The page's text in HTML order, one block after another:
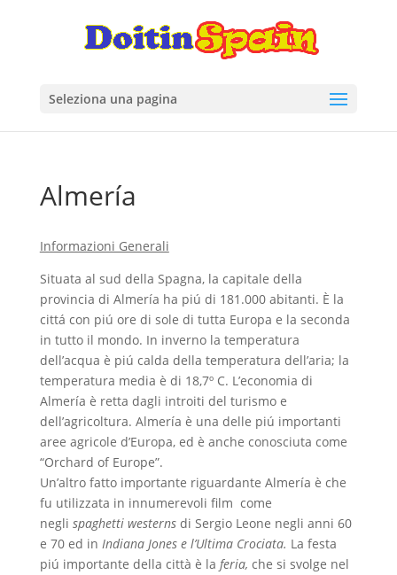
Seleziona una pagina
Almería
Informazioni Generali
Situata al sud della Spagna, la capitale della
provincia di Almería ha piú di 181.000 abitanti. È la
cittá con piú ore di sole di tutta Europa e la seconda
in tutto il mondo. In inverno la temperatura
dell’acqua è piú calda della temperatura dell’aria; la
temperatura media è di 18,7º C. L’economia di
Almería è retta dagli introiti del turismo e
dell’agricoltura. Almería è una delle piú importanti
aree agricole d’Europa, ed è anche conosciuta come
“Orchard of Europe”.
Un’altro fatto importante riguardante Almería è che
fu utilizzata in innumerevoli film come
negli spaghetti westernsdi Sergio Leone negli anni 60
e 70 ed in Indiana Jones e l’Ultima Crociata. La festa
piú importante della città è la feria, che si svolge nel